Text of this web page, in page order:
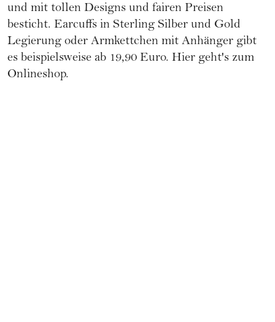
und mit tollen Designs und fairen Preisen
besticht. Earcuffs in Sterling Silber und Gold
Legierung oder Armkettchen mit Anhänger gibt
es beispielsweise ab 19,90 Euro. Hier geht's zum
Onlineshop.